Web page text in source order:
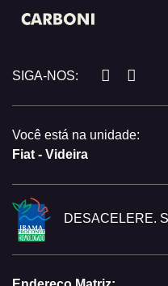
SIGA-NOS:
Você está na unidade:
Fiat - Videira
DESACELERE.